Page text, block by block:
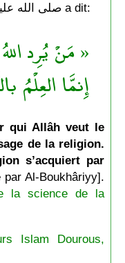
Le Messager de Allâh صلى الله عليه وسلّم a dit:
« مَنْ يُرِد
إِنمَّا العِلْمُ
qui Allâh veut le
de la religion.
s’acquiert par
Al-Boukhâriyy].
la science de la
Islam Dourous,